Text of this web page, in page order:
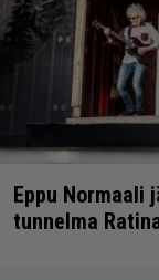
Eppu Normaali
tunnelma